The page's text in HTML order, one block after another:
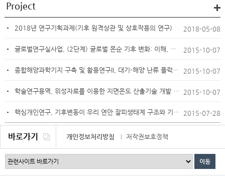
2018년 연구기획과제(기후 원격상관 및 상호작용의 연구) 2018-05-08
글로벌연구실사업, (2단계) 글로벌 몬순 기후 변화: 이해, 예측 및 적응 2015-10-07
종합해양과학기지 구축 및 활용연구II, 대기-해양 난류 플럭스 자료 활용에 의한 열대저기압 2015-10-07
학술연구용역, 위성자료를 이용한 지면온도 산출기술 개발 연구 2015-10-07
핵심개인연구, 기후변동이 우리 연안 잘피생태계 구조와 기능에 미치는 영향 파악 2015-07-28
바로가기 개인정보처리방침 저작권보호정책